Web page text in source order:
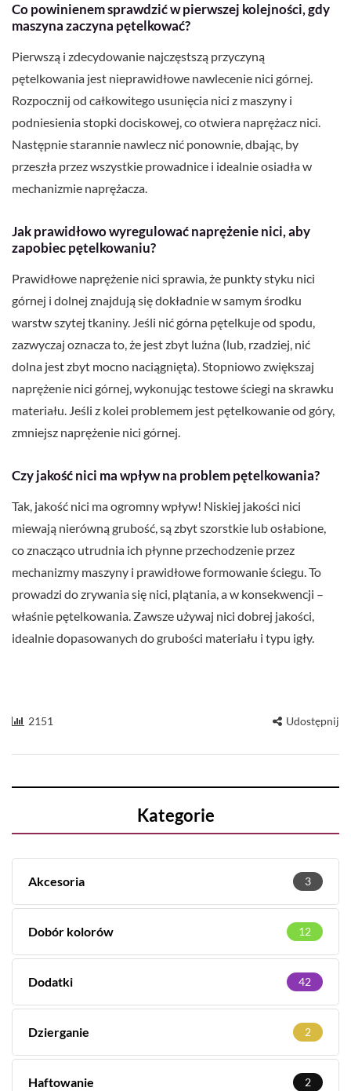
Co powinienem sprawdzić w pierwszej kolejności, gdy
maszyna zaczyna pętelkować?
Pierwszą i zdecydowanie najczęstszą przyczyną
pętelkowania jest nieprawidłowe nawlecenie nici górnej.
Rozpocznij od całkowitego usunięcia nici z maszyny i
podniesienia stopki dociskowej, co otwiera naprężacz nici.
Następnie starannie nawlecz nić ponownie, dbając, by
przeszła przez wszystkie prowadnice i idealnie osiadła w
mechanizmie naprężacza.
Jak prawidłowo wyregulować naprężenie nici, aby
zapobiec pętelkowaniu?
Prawidłowe naprężenie nici sprawia, że punkty styku nici
górnej i dolnej znajdują się dokładnie w samym środku
warstw szytej tkaniny. Jeśli nić górna pętelkuje od spodu,
zazwyczaj oznacza to, że jest zbyt luźna (lub, rzadziej, nić
dolna jest zbyt mocno naciągnięta). Stopniowo zwiększaj
naprężenie nici górnej, wykonując testowe ściegi na skrawku
materiału. Jeśli z kolei problemem jest pętelkowanie od góry,
zmniejsz naprężenie nici górnej.
Czy jakość nici ma wpływ na problem pętelkowania?
Tak, jakość nici ma ogromny wpływ! Niskiej jakości nici
miewają nierówną grubość, są zbyt szorstkie lub osłabione,
co znacząco utrudnia ich płynne przechodzenie przez
mechanizmy maszyny i prawidłowe formowanie ściegu. To
prowadzi do zrywania się nici, plątania, a w konsekwencji –
właśnie pętelkowania. Zawsze używaj nici dobrej jakości,
idealnie dopasowanych do grubości materiału i typu igły.
2151 Udostępnij
Kategorie
Akcesoria 3
Dobór kolorów 12
Dodatki 42
Dzierganie 2
Haftowanie 2